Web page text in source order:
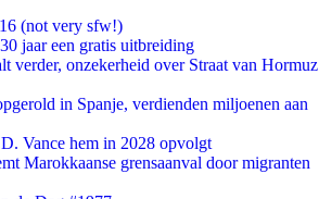
(not very sfw!)
jaar een gratis uitbreiding
verder, onzekerheid over Straat van Hormuz
in Spanje, verdienden miljoenen aan
Vance hem in 2028 opvolgt
Marokkaanse grensaanval door migranten